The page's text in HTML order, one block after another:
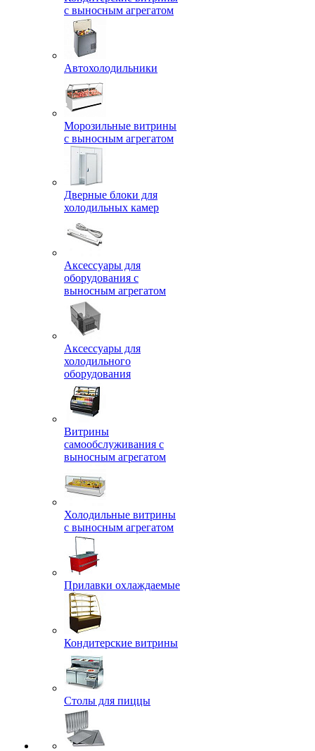
с выносным агрегатом
Автохолодильники
Морозильные витрины
с выносным агрегатом
Дверные блоки для
холодильных камер
Аксессуары для
оборудования с
выносным агрегатом
Аксессуары для
холодильного
оборудования
Витрины
самообслуживания с
выносным агрегатом
Холодильные витрины
с выносным агрегатом
Прилавки охлаждаемые
Кондитерские витрины
Столы для пиццы